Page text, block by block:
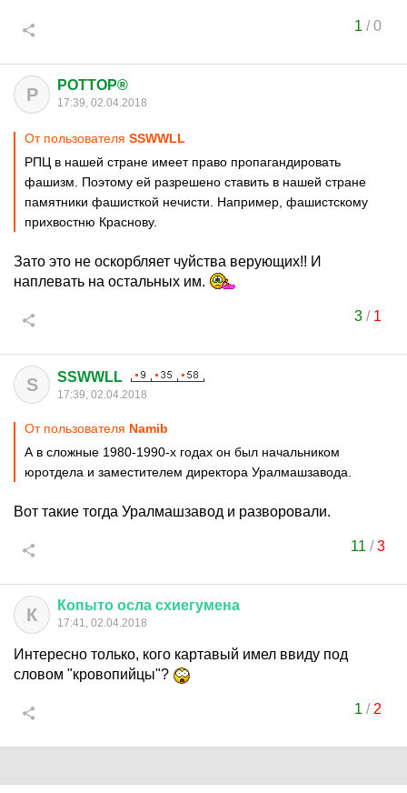
1 /0
P POTTOP®
17:39, 02.04.2018
От пользователя SSWWLL
РПЦ в нашей стране имеет право пропагандировать
фашизм. Поэтому ей разрешено ставить в нашей стране
памятники фашисткой нечисти. Например, фашистскому
прихвостню Краснову.
Зато это не оскорбляет чуйства верующих!! И
наплевать на остальных им.
3/ 1
S SSWWLL
17:39, 02.04.2018
От пользователя Namib
А в сложные 1980-1990-х годах он был начальником
юротдела и заместителем директора Уралмашзавода.
Вот такие тогда Уралмашзавод и разворовали.
11 /3
К Копыто осла схиегумена
17:41, 02.04.2018
Интересно только, кого картавый имел ввиду под
словом "кровопийцы"?
1 / 2